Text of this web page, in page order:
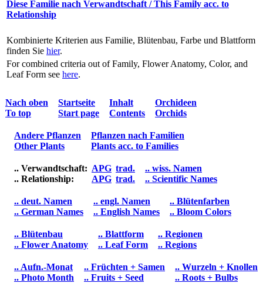
Diese Familie nach Verwandtschaft / This Family acc. to
Relationship
Kombinierte Kriterien aus Familie, Blütenbau, Farbe und Blattform
finden Sie hier.
For combined criteria out of Family, Flower Anatomy, Color, and
Leaf Form see here.
Nach oben
To top
Startseite
Start page
Inhalt
Contents
Orchideen
Orchids
Andere Pflanzen
Other Plants
Pflanzen nach Familien
Plants acc. to Families
.. Verwandtschaft:
.. Relationship:
APG
APG
trad.
trad.
.. wiss. Namen
.. Scientific Names
.. deut. Namen
.. German Names
.. engl. Namen
.. English Names
.. Blütenfarben
.. Bloom Colors
.. Blütenbau
.. Flower Anatomy
.. Blattform
.. Leaf Form
.. Regionen
.. Regions
.. Aufn.-Monat
.. Photo Month
.. Früchten + Samen
.. Fruits + Seed
.. Wurzeln + Knollen
.. Roots + Bulbs